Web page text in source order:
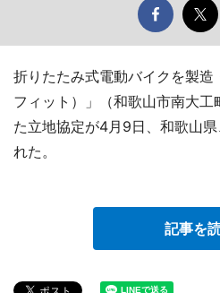
折りたたみ式電動バイクを製
フィット）」（和歌山市南大工
た立地協定が4月9日、和歌山
れた。
記事を